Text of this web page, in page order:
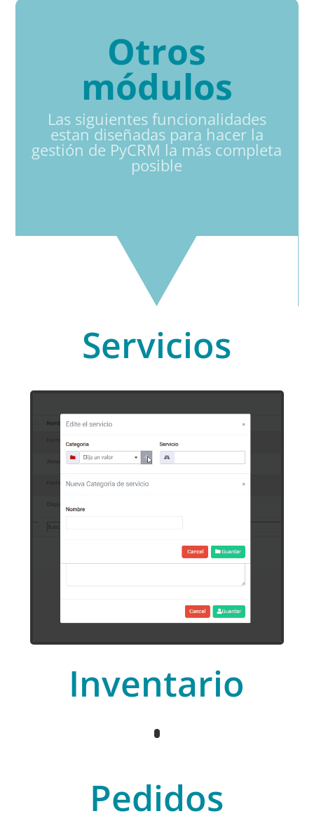
Otros
módulos
Las siguientes funcionalidades
estan diseñadas para hacer la
gestión de PyCRM la más completa
posible
Servicios
Inventario
Pedidos